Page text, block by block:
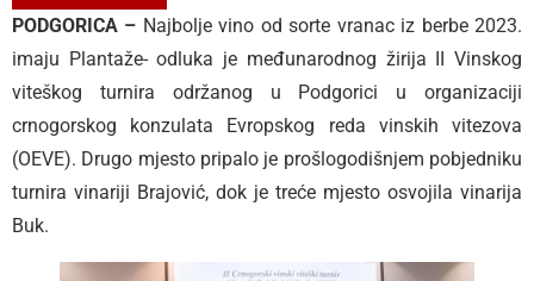
PODGORICA – Najbolje vino od sorte vranac iz berbe 2023.
imaju Plantaže- odluka je međunarodnog žirija II Vinskog
viteškog turnira održanog u Podgorici u organizaciji
crnogorskog konzulata Evropskog reda vinskih vitezova
(OEVE). Drugo mjesto pripalo je prošlogodišnjem pobjedniku
turnira vinariji Brajović, dok je treće mjesto osvojila vinarija
Buk.